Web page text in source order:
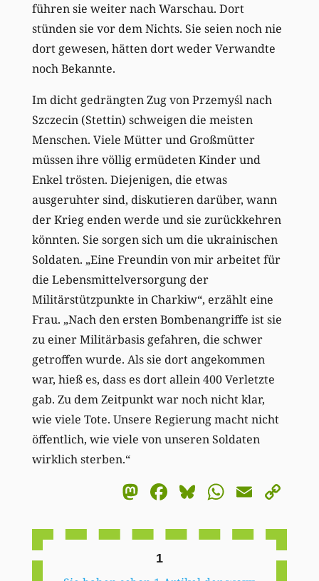
führen sie weiter nach Warschau. Dort
stünden sie vor dem Nichts. Sie seien noch nie
dort gewesen, hätten dort weder Verwandte
noch ­Bekannte.
Im dicht gedrängten Zug von Przemyśl nach
Szczecin (Stettin) schweigen die meisten
Menschen. Viele Mütter und Großmütter
müssen ihre völlig ermüdeten Kinder und
Enkel trösten. Diejenigen, die etwas
ausgeruhter sind, diskutieren darüber, wann
der Krieg enden werde und sie zurückkehren
könnten. Sie sorgen sich um die ukrainischen
Soldaten. „Eine Freundin von mir arbeitet für
die Lebensmittelversorgung der
Militärstützpunkte in Charkiw“, erzählt eine
Frau. „Nach den ersten Bombenangriffe ist sie
zu einer ­Militärbasis gefahren, die schwer
getroffen wurde. Als sie dort angekommen
war, hieß es, dass es dort allein 400 Verletzte
gab. Zu dem Zeitpunkt war noch nicht klar,
wie viele Tote. Unsere Regierung macht nicht
öffentlich, wie viele von unseren Soldaten
wirklich sterben.“
Mastodon
Facebook
BlueskyEmail
1